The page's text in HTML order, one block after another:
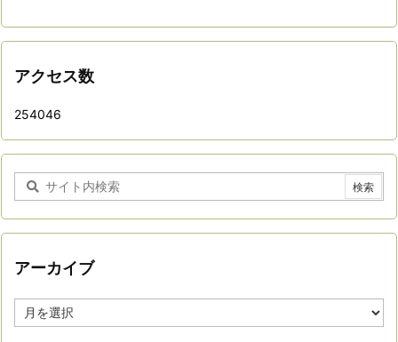
アクセス数
254046
アーカイブ
ー